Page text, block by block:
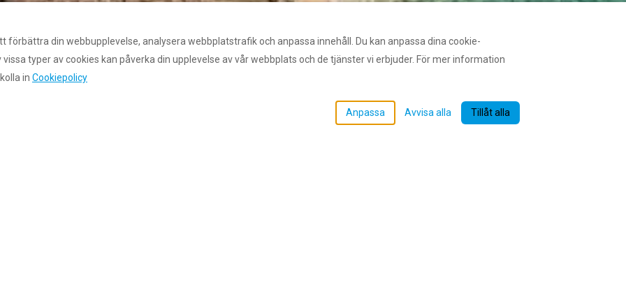
förbättra din webbupplevelse, analysera webbplatstrafik och anpassa innehåll. Du kan anpassa dina cookie-
typer av cookies kan påverka din upplevelse av vår webbplats och de tjänster vi erbjuder. För mer information
in Cookiepolicy
Anpassa Avvisa alla Tillåt alla